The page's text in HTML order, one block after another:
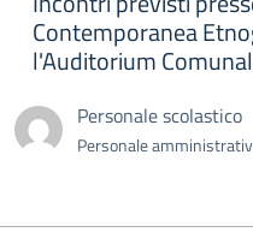
Contemporanea
l'Auditorium
Personale scolastico
Personale